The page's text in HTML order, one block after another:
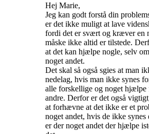
Hej Marie,
Jeg kan godt forstå din
er det ikke muligt at lave
fordi det er svært og kræver en
måske ikke altid er tilstede.
at det kan hjælpe nogle, selv
noget andet.
Det skal så også sgies at man
nedelag, hvis man ikke synes
alle forskellige og noget
andre. Derfor er det også
at forhævne at det ikke er et
noget andet, hvis de ikke
er der noget andet der hjælpe